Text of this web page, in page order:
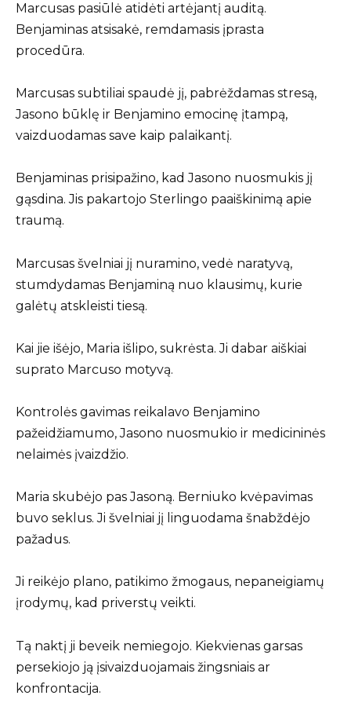
Marcusas pasiūlė atidėti artėjantį auditą.
Benjaminas atsisakė, remdamasis įprasta
procedūra.
Marcusas subtiliai spaudė jį, pabrėždamas stresą,
Jasono būklę ir Benjamino emocinę įtampą,
vaizduodamas save kaip palaikantį.
Benjaminas prisipažino, kad Jasono nuosmukis jį
gąsdina. Jis pakartojo Sterlingo paaiškinimą apie
traumą.
Marcusas švelniai jį nuramino, vedė naratyvą,
stumdydamas Benjaminą nuo klausimų, kurie
galėtų atskleisti tiesą.
Kai jie išėjo, Maria išlipo, sukrėsta. Ji dabar aiškiai
suprato Marcuso motyvą.
Kontrolės gavimas reikalavo Benjamino
pažeidžiamumo, Jasono nuosmukio ir medicininės
nelaimės įvaizdžio.
Maria skubėjo pas Jasoną. Berniuko kvėpavimas
buvo seklus. Ji švelniai jį linguodama šnabždėjo
pažadus.
Ji reikėjo plano, patikimo žmogaus, nepaneigiamų
įrodymų, kad priverstų veikti.
Tą naktį ji beveik nemiegojo. Kiekvienas garsas
persekiojo ją įsivaizduojamais žingsniais ar
konfrontacija.